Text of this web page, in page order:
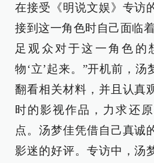
在接受《明说文娱》专访
接到这一角色时自己面临
足观众对于这一角色的
物‘立’起来。”开机前，汤
翻看相关材料，并且认真
时的影视作品，力求还
点。汤梦佳凭借自己真诚
影迷的好评。专访中，汤